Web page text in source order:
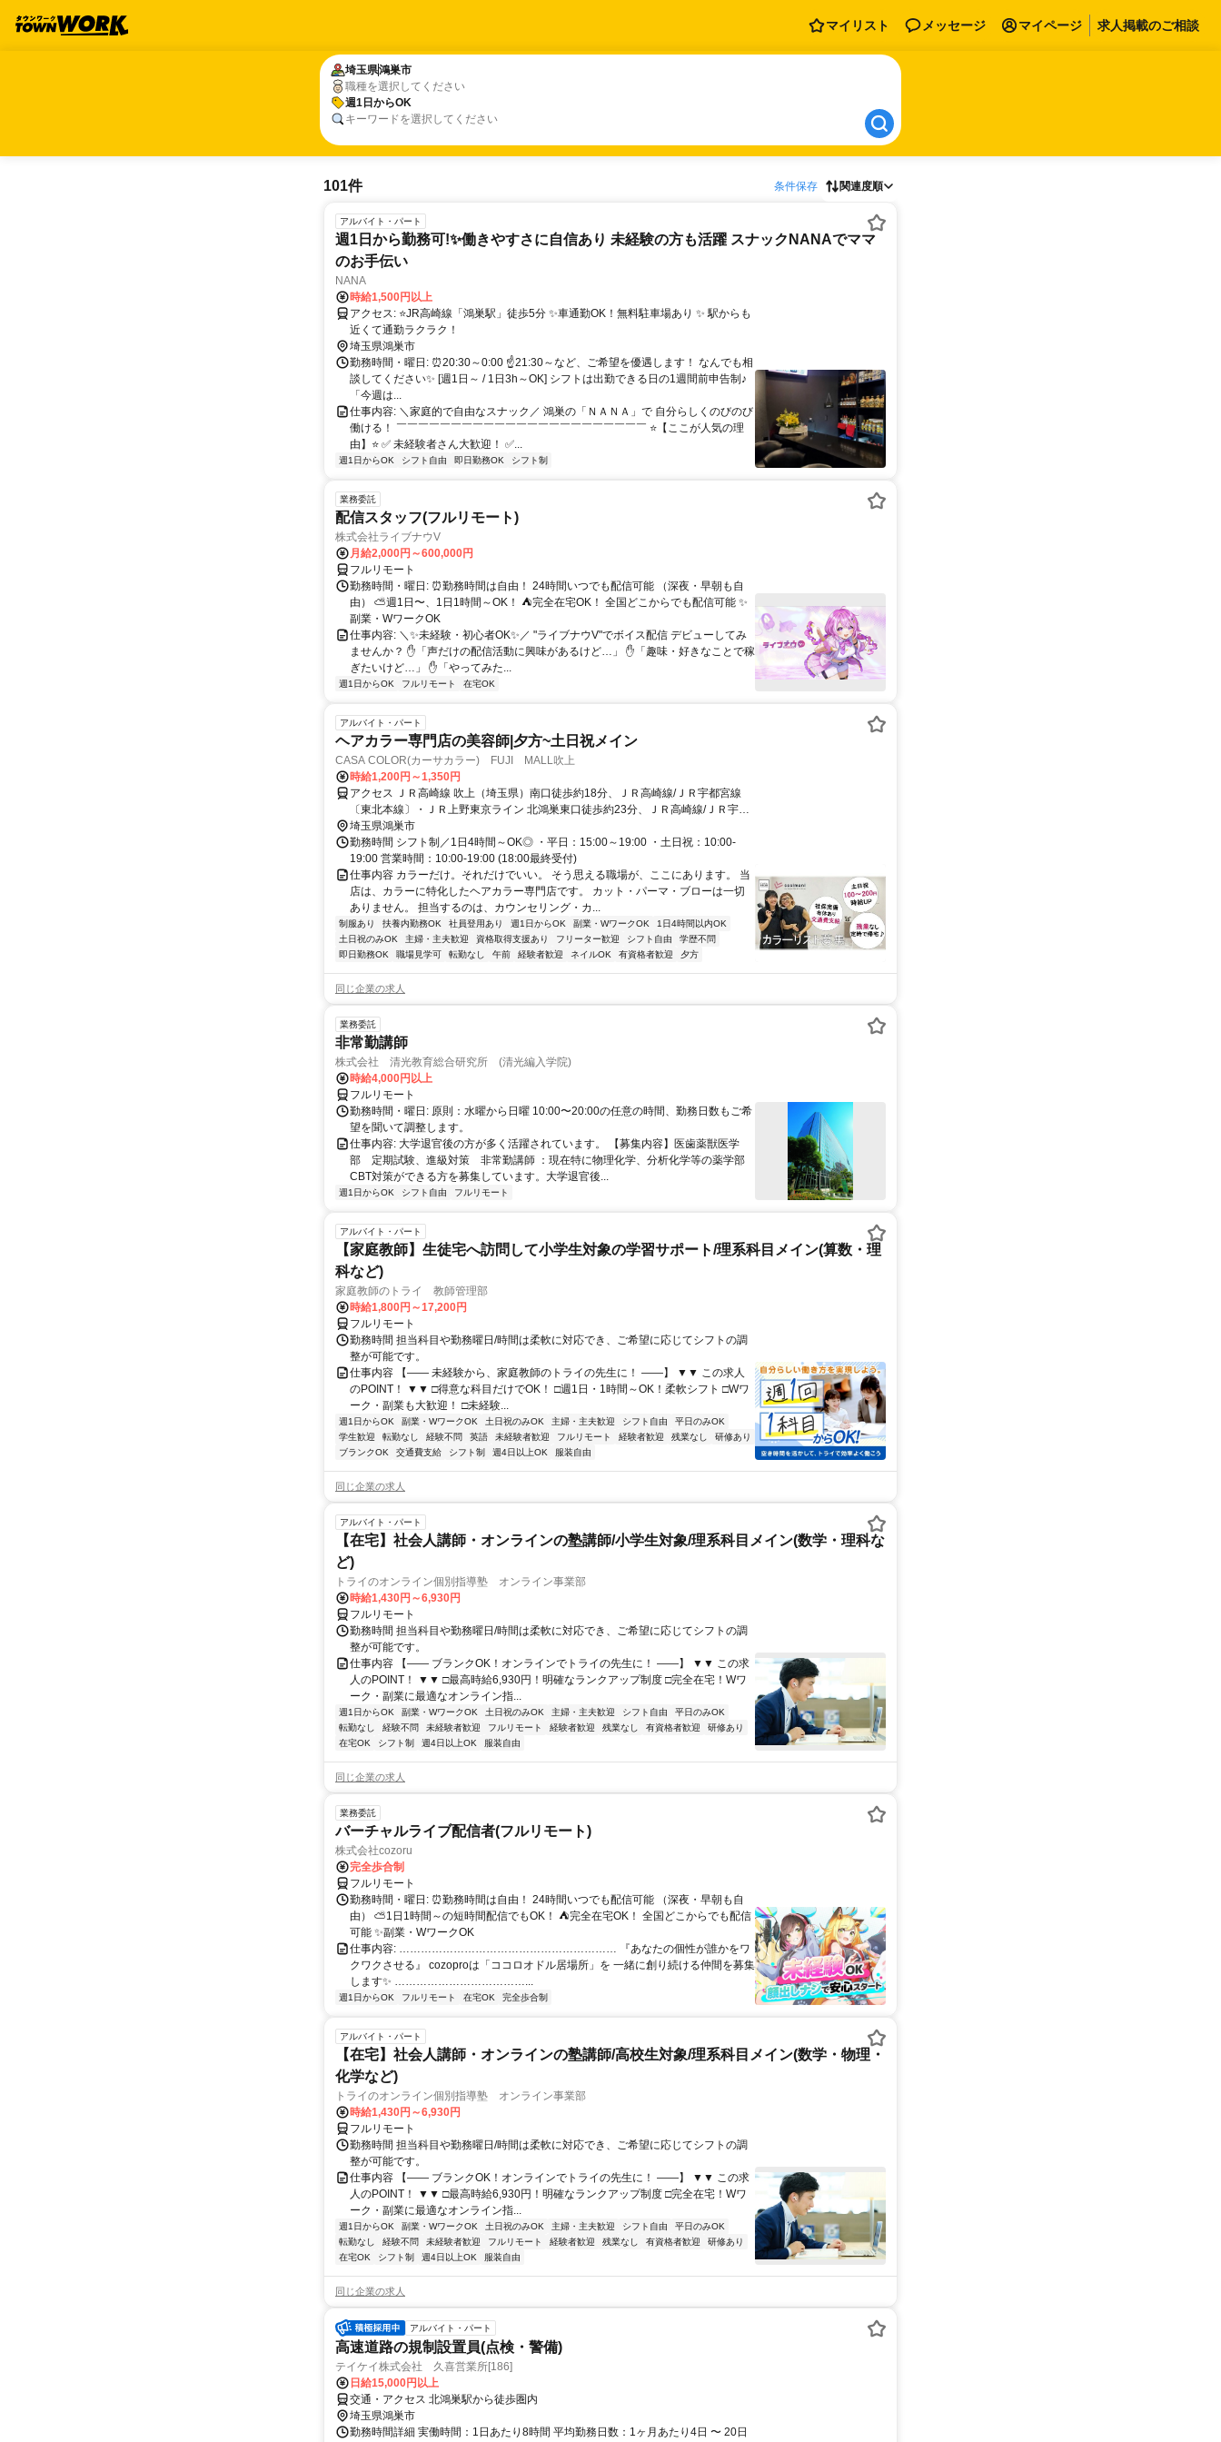
マイリスト メッセージ マイページ 求人掲載のご相談
埼玉県鴻巣市
職種を選択してください
週1日からOK
キーワードを選択してください
埼玉県鴻巣市
週1日からOK
101件 条件保存 関連度順
アルバイト・パート
週1日から勤務可!✨働きやすさに自信あり 未経験の方も活躍 スナックNANAでママ
のお手伝い
NANA
時給1,500円以上
アクセス: ⭐JR高崎線「鴻巣駅」徒歩5分 ✨車通勤OK！無料駐車場あり ✨ 駅からも
近くて通勤ラクラク！
埼玉県鴻巣市
勤務時間・曜日: ⏰20:30～0:00 ☝21:30～など、ご希望を優遇します！ なんでも相
談してください✨ [週1日～ / 1日3h～OK] シフトは出勤できる日の1週間前申告制♪
「今週は...
仕事内容: ＼家庭的で自由なスナック／ 鴻巣の「ＮＡＮＡ」で 自分らしくのびのび
働ける！ ￣￣￣￣￣￣￣￣￣￣￣￣￣￣￣￣￣￣￣￣￣￣￣ ⭐【ここが人気の理
由】⭐ ✅ 未経験者さん大歓迎！ ✅...
週1日からOK シフト自由 即日勤務OK シフト制
業務委託
配信スタッフ(フルリモート)
株式会社ライブナウV
月給2,000円～600,000円
フルリモート
勤務時間・曜日: ⏰勤務時間は自由！ 24時間いつでも配信可能 （深夜・早朝も自
由） ⛅週1日〜、1日1時間～OK！ ⛺完全在宅OK！ 全国どこからでも配信可能 ✨
副業・WワークOK
仕事内容: ＼✨未経験・初心者OK✨／ "ライブナウV"でボイス配信 デビューしてみ
ませんか？ ✋「声だけの配信活動に興味があるけど…」 ✋「趣味・好きなことで稼
ぎたいけど…」 ✋「やってみた...
週1日からOK フルリモート 在宅OK
アルバイト・パート
ヘアカラー専門店の美容師|夕方~土日祝メイン
CASA COLOR(カーサカラー) FUJI MALL吹上
時給1,200円～1,350円
アクセス ＪＲ高崎線 吹上（埼玉県）南口徒歩約18分、ＪＲ高崎線/ＪＲ宇都宮線
〔東北本線〕・ＪＲ上野東京ライン 北鴻巣東口徒歩約23分、ＪＲ高崎線/ＪＲ宇都
宮線〔東北本線〕・ＪＲ上野東京ライン 行田東口徒歩約46分 市立吹上中学校から
徒歩15分
埼玉県鴻巣市
勤務時間 シフト制／1日4時間～OK◎ ・平日：15:00～19:00 ・土日祝：10:00-
19:00 営業時間：10:00-19:00 (18:00最終受付)
仕事内容 カラーだけ。それだけでいい。 そう思える職場が、ここにあります。 当
店は、カラーに特化したヘアカラー専門店です。 カット・パーマ・ブローは一切
ありません。 担当するのは、カウンセリング・カ...
制服あり 扶養内勤務OK 社員登用あり 週1日からOK 副業・WワークOK
1日4時間以内OK
土日祝のみOK
主婦・主夫歓迎 資格取得支援あり フリーター歓迎 シフト自由
学歴不問
即日勤務OK
職場見学可 転勤なし 午前 経験者歓迎 ネイルOK 有資格者歓迎 夕方
同じ企業の求人
業務委託
非常勤講師
株式会社 清光教育総合研究所 (清光編入学院)
時給4,000円以上
フルリモート
勤務時間・曜日: 原則：水曜から日曜 10:00〜20:00の任意の時間、勤務日数もご希
望を聞いて調整します。
仕事内容: 大学退官後の方が多く活躍されています。 【募集内容】医歯薬獣医学
部 定期試験、進級対策 非常勤講師 ：現在特に物理化学、分析化学等の薬学部
CBT対策ができる方を募集しています。大学退官後...
週1日からOK シフト自由 フルリモート
アルバイト・パート
【家庭教師】生徒宅へ訪問して小学生対象の学習サポート/理系科目メイン(算数・理
科など)
家庭教師のトライ 教師管理部
時給1,800円～17,200円
フルリモート
勤務時間 担当科目や勤務曜日/時間は柔軟に対応でき、ご希望に応じてシフトの調
整が可能です。
仕事内容 【―― 未経験から、家庭教師のトライの先生に！ ――】 ▼▼ この求人
のPOINT！ ▼▼ □得意な科目だけでOK！ □週1日・1時間～OK！柔軟シフト □Wワ
ーク・副業も大歓迎！ □未経験...
週1日からOK 副業・WワークOK 土日祝のみOK 主婦・主夫歓迎 シフト自由
平日のみOK
学生歓迎
転勤なし 経験不問 英語 未経験者歓迎 フルリモート 経験者歓迎 残業なし
研修あり
ブランクOK
交通費支給 シフト制 週4日以上OK 服装自由
同じ企業の求人
アルバイト・パート
【在宅】社会人講師・オンラインの塾講師/小学生対象/理系科目メイン(数学・理科な
ど)
トライのオンライン個別指導塾 オンライン事業部
時給1,430円～6,930円
フルリモート
勤務時間 担当科目や勤務曜日/時間は柔軟に対応でき、ご希望に応じてシフトの調
整が可能です。
仕事内容 【―― ブランクOK！オンラインでトライの先生に！ ――】 ▼▼ この求
人のPOINT！ ▼▼ □最高時給6,930円！明確なランクアップ制度 □完全在宅！Wワ
ーク・副業に最適なオンライン指...
週1日からOK 副業・WワークOK 土日祝のみOK 主婦・主夫歓迎 シフト自由
平日のみOK
転勤なし
経験不問 未経験者歓迎 フルリモート 経験者歓迎 残業なし 有資格者歓迎
研修あり
在宅OK
シフト制 週4日以上OK 服装自由
同じ企業の求人
業務委託
バーチャルライブ配信者(フルリモート)
株式会社cozoru
完全歩合制
フルリモート
勤務時間・曜日: ⏰勤務時間は自由！ 24時間いつでも配信可能 （深夜・早朝も自
由） ⛅1日1時間～の短時間配信でもOK！ ⛺完全在宅OK！ 全国どこからでも配信
可能 ✨副業・WワークOK
仕事内容: …………………………………………………… 『あなたの個性が誰かをワ
クワクさせる』 cozoproは「ココロオドル居場所」を 一緒に創り続ける仲間を募集
します✨ ………………………………...
週1日からOK フルリモート 在宅OK 完全歩合制
アルバイト・パート
【在宅】社会人講師・オンラインの塾講師/高校生対象/理系科目メイン(数学・物理・
化学など)
トライのオンライン個別指導塾 オンライン事業部
時給1,430円～6,930円
フルリモート
勤務時間 担当科目や勤務曜日/時間は柔軟に対応でき、ご希望に応じてシフトの調
整が可能です。
仕事内容 【―― ブランクOK！オンラインでトライの先生に！ ――】 ▼▼ この求
人のPOINT！ ▼▼ □最高時給6,930円！明確なランクアップ制度 □完全在宅！Wワ
ーク・副業に最適なオンライン指...
週1日からOK 副業・WワークOK 土日祝のみOK 主婦・主夫歓迎 シフト自由
平日のみOK
転勤なし
経験不問 未経験者歓迎 フルリモート 経験者歓迎 残業なし 有資格者歓迎
研修あり
在宅OK
シフト制 週4日以上OK 服装自由
同じ企業の求人
アルバイト・パート
高速道路の規制設置員(点検・警備)
テイケイ株式会社 久喜営業所[186]
日給15,000円以上
交通・アクセス 北鴻巣駅から徒歩圏内
埼玉県鴻巣市
勤務時間詳細 実働時間：1日あたり8時間 平均勤務日数：1ヶ月あたり4日 〜 20日